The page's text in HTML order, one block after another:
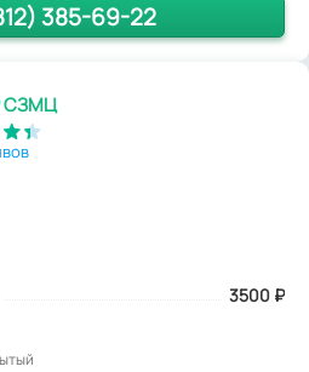
385-69-22
СЗМЦ
3500 ₽